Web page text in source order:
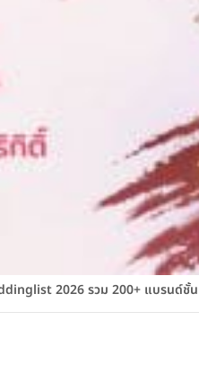
2026 รวม 200+ แบรนด์